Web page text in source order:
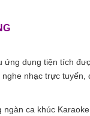
ứng dụng tiện tích
nhạc trực tuyến,
ngàn ca khúc